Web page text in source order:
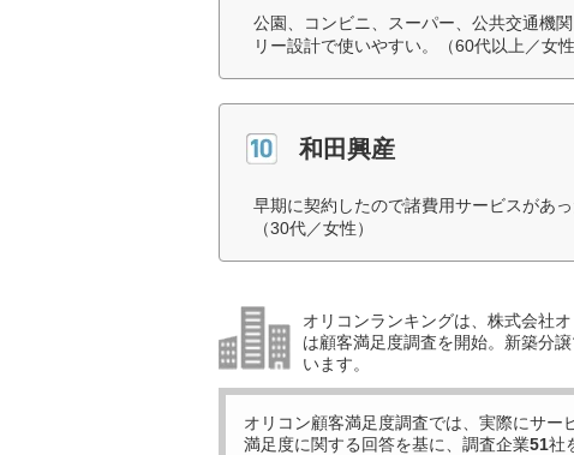
公園、コンビニ、スーパー、公共交通機
リー設計で使いやすい。（60代以上／女性
和田興産
早期に契約したので諸費用サービスがあ
（30代／女性）
オリコンランキングは、株式会社
は顧客満足度調査を開始。新築分
います。
オリコン顧客満足度調査では、実際にサー
満足度に関する回答を基に、調査企業51社